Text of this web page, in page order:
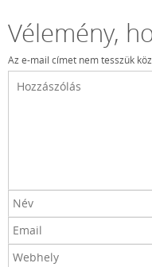
Vélemény,
Az e-mail címet nem tesszük